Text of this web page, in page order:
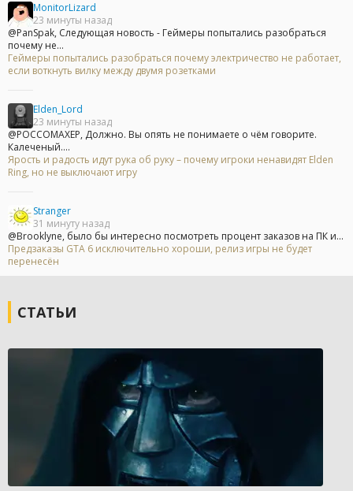
MonitorLizard
23 минуты назад
@PanSpak, Следующая новость - Геймеры попытались разобраться
почему не...
Геймеры попытались разобраться почему электричество не работает,
если воткнуть вилку между двумя розетками
Elden_Lord
23 минуты назад
@POCCOMAXEP, Должно. Вы опять не понимаете о чём говорите.
Калеченый....
Ярость и радость идут рука об руку – почему игроки ненавидят Elden
Ring, но не выключают игру
Stranger
31 минуту назад
@Brooklyne, было бы интересно посмотреть процент заказов на ПК и...
Предзаказы GTA 6 исключительно хороши, релиз игры не будет
перенесён
СТАТЬИ